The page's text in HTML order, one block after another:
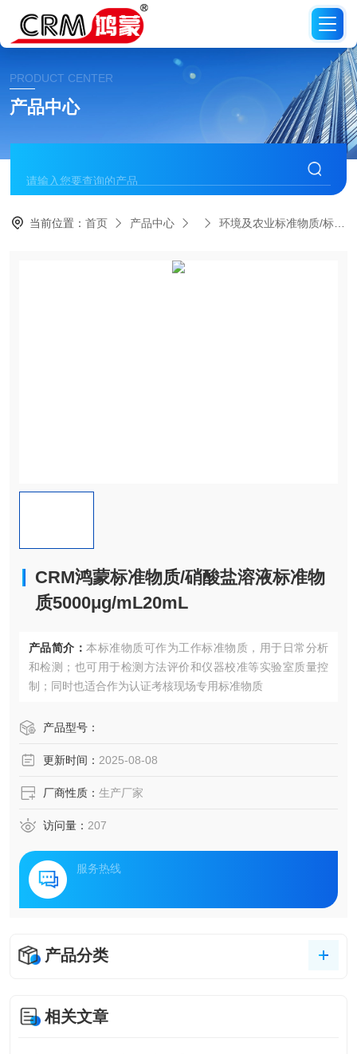
PRODUCT CENTER
产品中心
当前位置：首页 产品中心 环境及农业标准物质/标准品
CRM鸿蒙标准物质/硝酸盐溶液标准物
质5000μg/mL20mL
产品简介： 本标准物质可作为工作标准物质，用于日常分析
和检测；也可用于检测方法评价和仪器校准等实验室质量控
制；同时也适合作为认证考核现场专用标准物质
产品型号：
更新时间： 2025-08-08
厂商性质： 生产厂家
访问量： 207
服务热线
产品分类
相关文章